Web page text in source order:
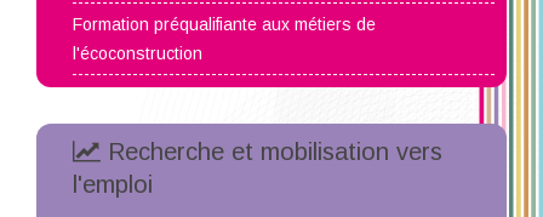
Formation préqualifiante aux métiers de
l'écoconstruction
Recherche et mobilisation vers
l'emploi